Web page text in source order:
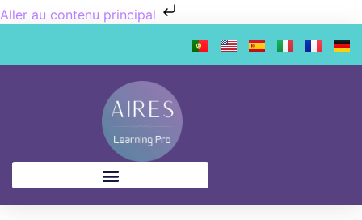
Aller au contenu principal